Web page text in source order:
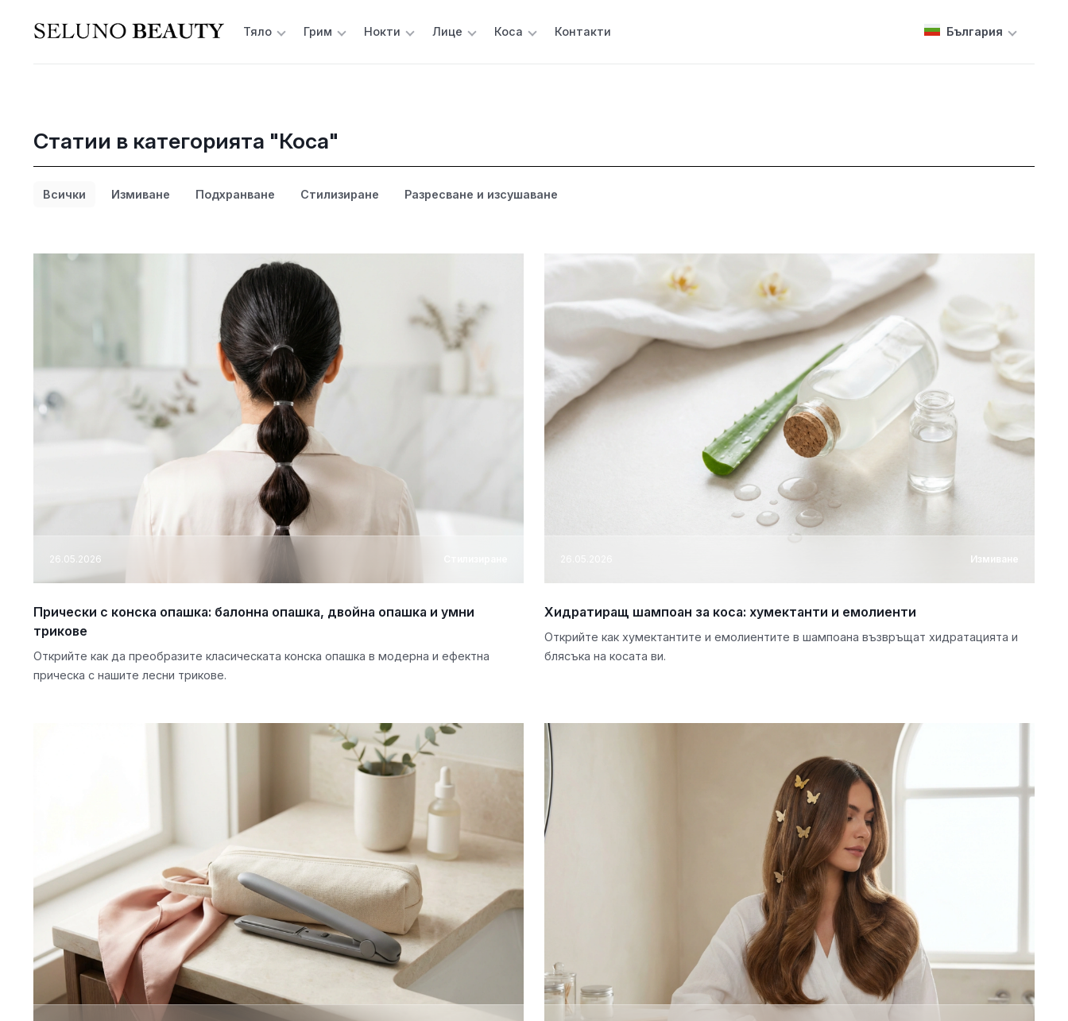
Тяло Грим Нокти Лице Коса Контакти България
Статии в категорията "Коса"
Всички Измиване Подхранване Стилизиране Разресване и изсушаване
26.05.2026
Прически с конска опашка: балонна опашка, двойна опашка и умни
трикове
Открийте как да преобразите класическата конска опашка в модерна и ефектна
прическа с нашите лесни трикове.
Измиване
Хидратиращ шампоан за коса: хумектанти и емолиенти
Открийте как хумектантите и емолиентите в шампоана възвръщат хидратацията и
блясъка на косата ви.